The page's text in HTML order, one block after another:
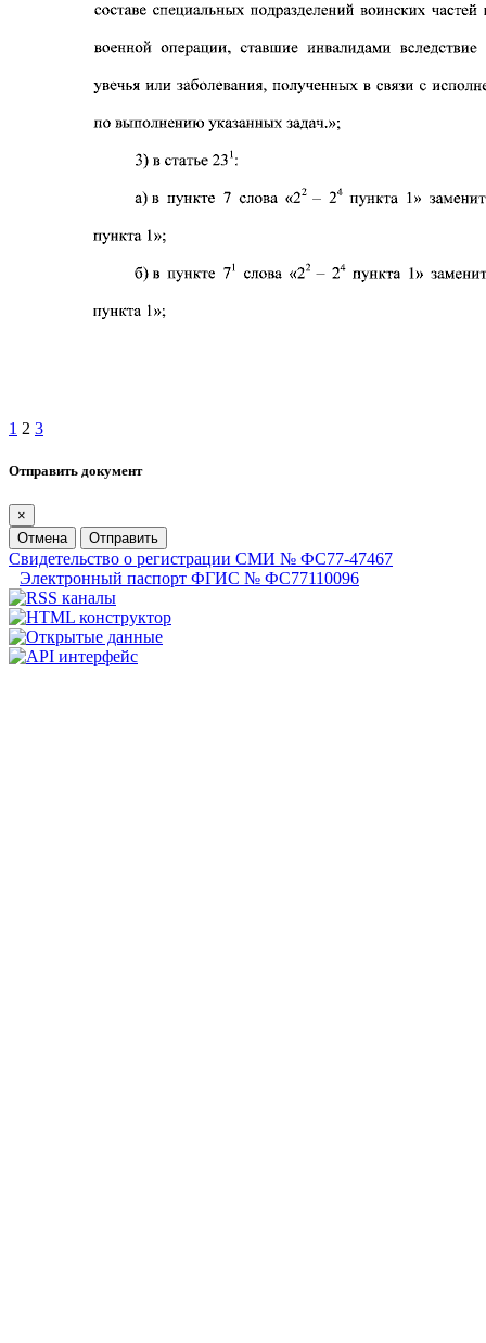
1 2 3
Отправить документ
×
Отмена
Отправить
Свидетельство о регистрации СМИ № ФС77-47467
Электронный паспорт ФГИС № ФС77110096